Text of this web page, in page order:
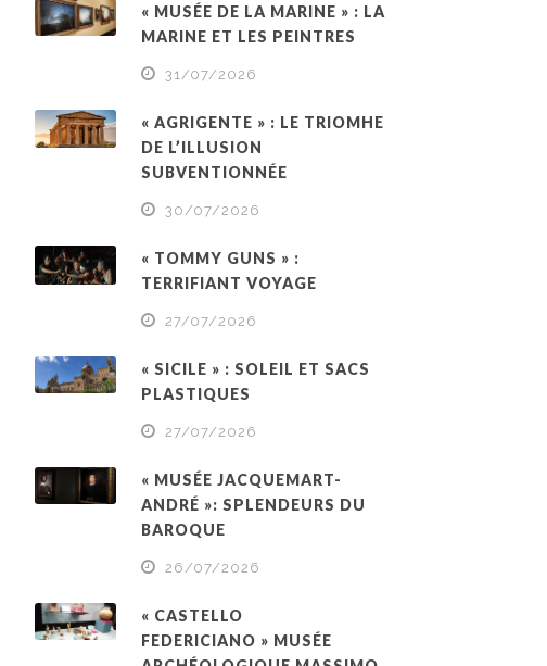
« MUSÉE DE LA MARINE » : LA
MARINE ET LES PEINTRES
31/07/2026
« AGRIGENTE » : LE TRIOMHE
DE L’ILLUSION
SUBVENTIONNÉE
30/07/2026
« TOMMY GUNS » :
TERRIFIANT VOYAGE
27/07/2026
« SICILE » : SOLEIL ET SACS
PLASTIQUES
27/07/2026
« MUSÉE JACQUEMART-
ANDRÉ »: SPLENDEURS DU
BAROQUE
26/07/2026
« CASTELLO
FEDERICIANO » MUSÉE